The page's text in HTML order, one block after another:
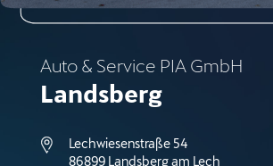
Auto & Service PIA GmbH
Landsberg
Lechwiesenstraße 54
86899 Landsberg am Lech